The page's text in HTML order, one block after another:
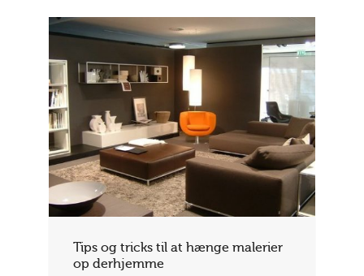
Tips og tricks til at hænge malerier
op derhjemme